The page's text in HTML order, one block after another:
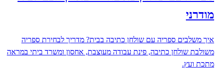
מודרני
איך משלבים ספריה עם שולחן כתיבה בבית? מדריך לבחירת ספריה
משולבת שולחן כתיבה, פינת עבודה מעוצבת, אחסון ומשרד ביתי במראה
מתכת ועץ.